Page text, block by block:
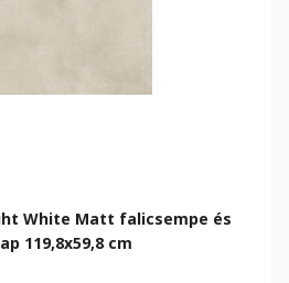
White Matt falicsempe és
119,8x59,8 cm